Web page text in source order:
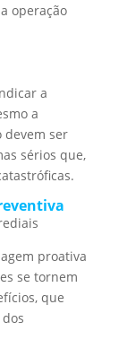
operação
a
a
devem ser
sérios que,
proativa
se tornem
que